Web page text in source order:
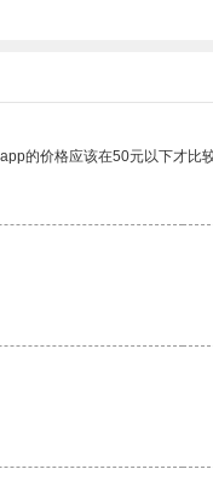
的价格应该在50元以下才比较